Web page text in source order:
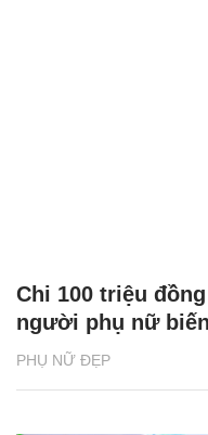
PHỤ NỮ ĐẸP
Chi 100 triệu
người phụ nữ